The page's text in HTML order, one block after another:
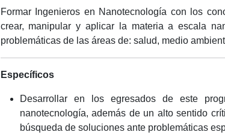
Formar Ingenieros en Nanotecnología con los
crear, manipular y aplicar la materia a escala
problemáticas de las áreas de: salud, medio
Específicos
Desarrollar en los egresados de este
nanotecnología, además de un alto sentido
búsqueda de soluciones ante problemáticas